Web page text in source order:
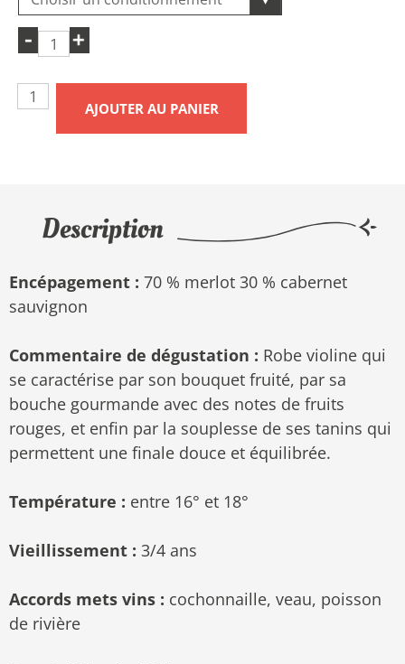
AJOUTER AU PANIER
Description
Encépagement : 70 % merlot 30 % cabernet
sauvignon
Commentaire de dégustation : Robe violine qui
se caractérise par son bouquet fruité, par sa
bouche gourmande avec des notes de fruits
rouges, et enfin par la souplesse de ses tanins qui
permettent une finale douce et équilibrée.
Température : entre 16° et 18°
Vieillissement : 3/4 ans
Accords mets vins : cochonnaille, veau, poisson
de rivière